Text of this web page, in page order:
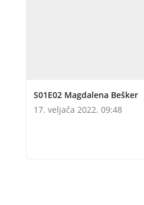
S01E02 Magdalena Bešker
17. veljača 2022. 09:48